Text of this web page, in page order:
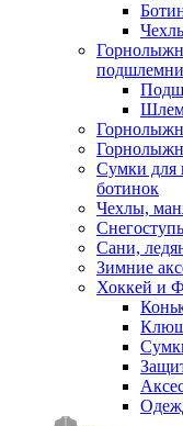
Сумки для
ботинок
Чехлы,
Сани,
Зимние
Хоккей и